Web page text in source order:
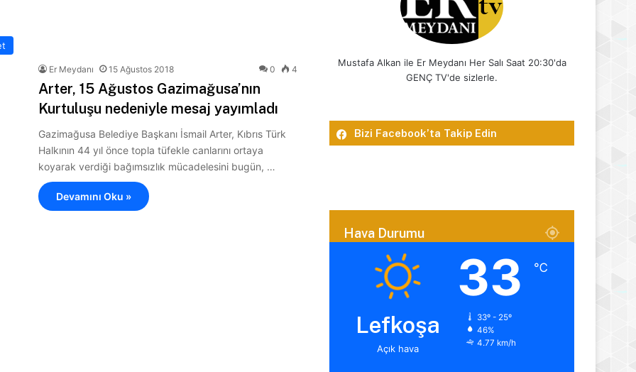
Er Meydanı 15 Ağustos 2018 0 4
Arter, 15 Ağustos Gazimağusa’nın
Kurtuluşu nedeniyle mesaj yayımladı
Gazimağusa Belediye Başkanı İsmail Arter, Kıbrıs Türk
Halkının 44 yıl önce topla tüfekle canlarını ortaya
koyarak verdiği bağımsızlık mücadelesini bugün, …
Devamını Oku »
Mustafa Alkan ile Er Meydanı Her Salı Saat 20:30'da
GENÇ TV'de sizlerle.
Bizi Facebook’ta Takip Edin
Hava Durumu
Lefkoşa
Açık hava
33 ℃
33º - 25º
46%
4.77 km/h